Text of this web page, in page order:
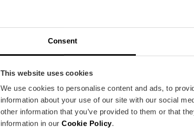
Consent
This website uses cookies
We use cookies to personalise content and ads, to
information about your use of our site with our social
other information that you’ve provided to them or that
information in our Cookie Policy.
Exposiciones
m2:66
Audit: 60
School:24